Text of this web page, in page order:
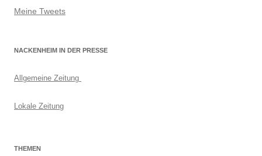
Meine Tweets
NACKENHEIM IN DER PRESSE
Allgemeine Zeitung
Lokale Zeitung
THEMEN